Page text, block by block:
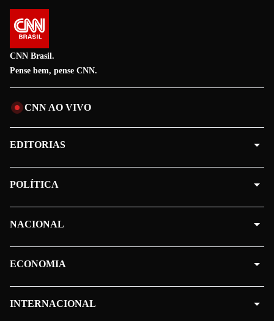
CNN Brasil.
Pense bem, pense CNN.
CNN AO VIVO
EDITORIAS
POLÍTICA
NACIONAL
ECONOMIA
INTERNACIONAL